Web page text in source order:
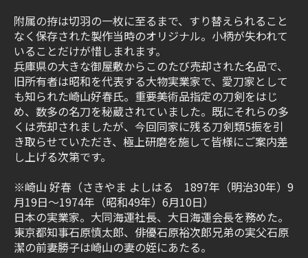
附属の拵は切羽の一枚に至るまで、すり替えられること
なく保存された製作当時のオリジナル。小柄が失われて
いることだけが惜しまれます。
兵庫県の大きな御屋敷からこのたび売却された名品で、
旧所有者は昭和を代表する大物実業家で、愛刀家として
も知られた崎山好春氏。重要美術品指定の刀剣をはじ
め、数多の名刀を秘蔵されていました。既にそれらの多
くは売却されましたが、今回同家に残る刀剣類5振を引
き取らせていただき、極上研磨を施して皆様にご案内差
し上げる次第です。
※崎山 好春（さきやま よしはる 1897年（明治30年）9
月19日～1974年（昭和49年）6月10日）
日本の実業家。大同海運社長、大日海運会長を務めた。
東京都知事石原慎太郎、俳優石原裕次郎兄弟の実父石原
潔の前妻勝子は崎山の妻の姪にあたる。